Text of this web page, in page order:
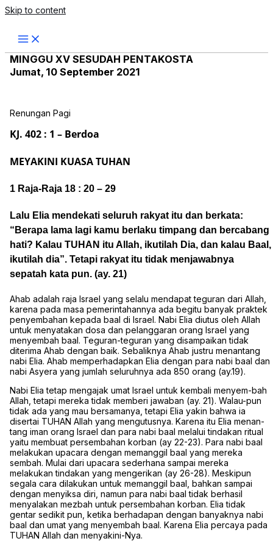
Skip to content
MINGGU XV SESUDAH PENTAKOSTA
Jumat, 10 September 2021
Renungan Pagi
KJ. 402 : 1 – Berdoa
MEYAKINI KUASA TUHAN
1 Raja-Raja 18 : 20 – 29
Lalu Elia mendekati seluruh rakyat itu dan berkata:
“Berapa lama lagi kamu berlaku timpang dan bercabang
hati? Kalau TUHAN itu Allah, ikutilah Dia, dan kalau Baal,
ikutilah dia”. Tetapi rakyat itu tidak menjawabnya
sepatah kata pun. (ay. 21)
Ahab adalah raja Israel yang selalu mendapat teguran dari Allah,
karena pada masa pemerintahannya ada begitu banyak praktek
penyembahan kepada baal di Israel. Nabi Elia diutus oleh Allah
untuk menyatakan dosa dan pelanggaran orang Israel yang
menyembah baal. Teguran-teguran yang disampaikan tidak
diterima Ahab dengan baik. Sebaliknya Ahab justru menantang
nabi Elia. Ahab memperhadapkan Elia dengan para nabi baal dan
nabi Asyera yang jumlah seluruhnya ada 850 orang (ay.19).
Nabi Elia tetap mengajak umat Israel untuk kembali menyem-bah
Allah, tetapi mereka tidak memberi jawaban (ay. 21). Walau-pun
tidak ada yang mau bersamanya, tetapi Elia yakin bahwa ia
disertai TUHAN Allah yang mengutusnya. Karena itu Elia menan-
tang iman orang Israel dan para nabi baal melalui tindakan ritual
yaitu membuat persembahan korban (ay 22-23). Para nabi baal
melakukan upacara dengan memanggil baal yang mereka
sembah. Mulai dari upacara sederhana sampai mereka
melakukan tindakan yang mengerikan (ay 26-28). Meskipun
segala cara dilakukan untuk memanggil baal, bahkan sampai
dengan menyiksa diri, namun para nabi baal tidak berhasil
menyalakan mezbah untuk persembahan korban. Elia tidak
gentar sedikit pun, ketika berhadapan dengan banyaknya nabi
baal dan umat yang menyembah baal. Karena Elia percaya pada
TUHAN Allah dan menyakini-Nya.